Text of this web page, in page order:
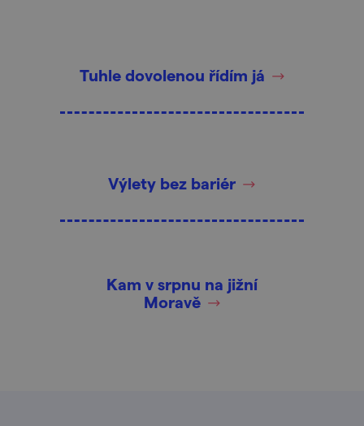
Tuhle dovolenou řídím já
Výlety bez bariér
Kam v srpnu na jižní
Moravě